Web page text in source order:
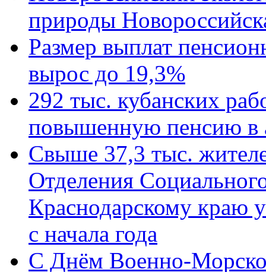
природы
Размер выплат
вырос до 19,3%
292 тыс. кубанских
повышенную пенсию в
Свыше 37,3 тыс.
Отделения
Краснодарскому краю
с начала года
C Днём Военно-